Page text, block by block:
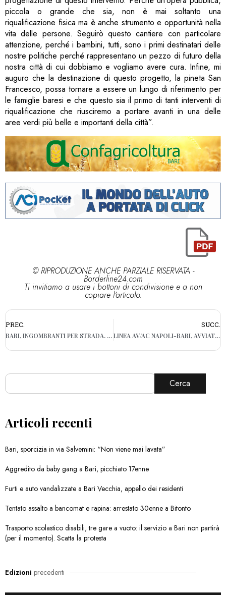
piccola o grande che sia, non è mai soltanto una
riqualificazione fisica ma è anche strumento e opportunità nella
vita delle persone. Seguirò questo cantiere con particolare
attenzione, perché i bambini, tutti, sono i primi destinatari delle
nostre politiche perché rappresentano un pezzo di futuro della
nostra città di cui dobbiamo e vogliamo avere cura. Infine, mi
auguro che la destinazione di questo progetto, la pineta San
Francesco, possa tornare a essere un lungo di riferimento per
le famiglie baresi e che questo sia il primo di tanti interventi di
riqualificazione che riusciremo a portare avanti in una delle
aree verdi più belle e importanti della città”.
© RIPRODUZIONE ANCHE PARZIALE RISERVATA -
Borderline24.com
Ti invitiamo a usare i bottoni di condivisione e a non
copiare l'articolo.
PREC.
BARI, INGOMBRANTI PER STRADA. L’IRA DEL SINDACO: “TROVEREMO COLPEVOLI”
SUCC.
LINEA AV/AC NAPOLI-BARI, AVVIATI I FRONTI DI SCAVO DI SETTE GALLERIE
Cerca
Articoli recenti
Bari, sporcizia in via Salvemini: “Non viene mai lavata”
Aggredito da baby gang a Bari, picchiato 17enne
Furti e auto vandalizzate a Bari Vecchia, appello dei residenti
Tentato assalto a bancomat e rapina: arrestato 30enne a Bitonto
Trasporto scolastico disabili, tre gare a vuoto: il servizio a Bari non partirà
(per il momento). Scatta la protesta
Edizioni precedenti